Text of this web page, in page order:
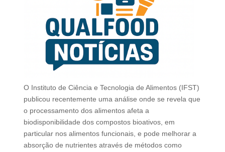
O Instituto de Ciência e Tecnologia de Alimentos (IFST)
publicou recentemente uma análise onde se revela que
o processamento dos alimentos afeta a
biodisponibilidade dos compostos bioativos, em
particular nos alimentos funcionais, e pode melhorar a
absorção de nutrientes através de métodos como